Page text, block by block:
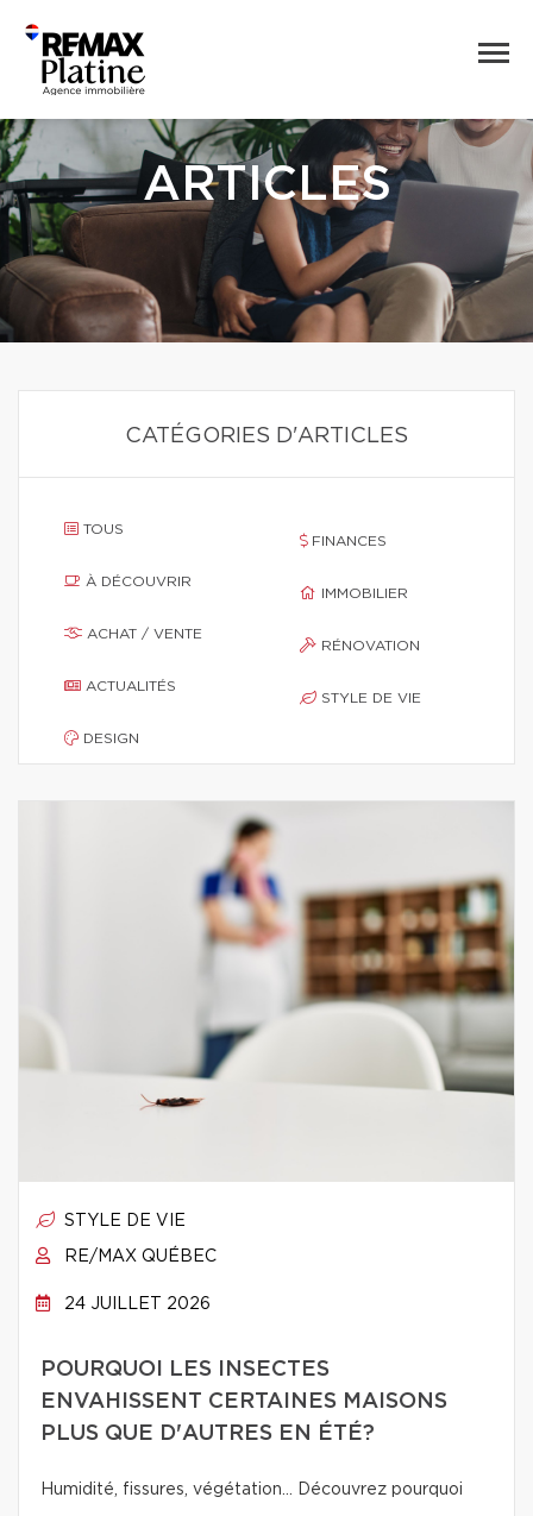
ARTICLES
CATÉGORIES D'ARTICLES
TOUS
À DÉCOUVRIR
ACHAT / VENTE
ACTUALITÉS
DESIGN
FINANCES
IMMOBILIER
RÉNOVATION
STYLE DE VIE
STYLE DE VIE
RE/MAX QUÉBEC
24 JUILLET 2026
POURQUOI LES INSECTES
ENVAHISSENT CERTAINES MAISONS
PLUS QUE D'AUTRES EN ÉTÉ?
Humidité, fissures, végétation… Découvrez pourquoi